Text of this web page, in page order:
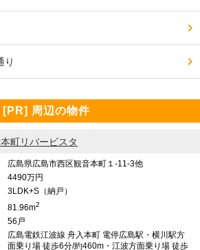
り
[PR] 周辺の物件
町リバービスタ
広島県広島市西区観音本町１-11-3他
4490万円
3LDK+S（納戸）
81.96m2
56戸
広島電鉄江波線 舟入本町 電停広島駅・横川駅方
面乗り場 徒歩6分/約460m・江波方面乗り場 徒歩